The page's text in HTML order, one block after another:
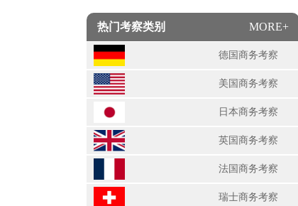
热门考察类别 MORE+
德国商务考察
美国商务考察
日本商务考察
英国商务考察
法国商务考察
瑞士商务考察